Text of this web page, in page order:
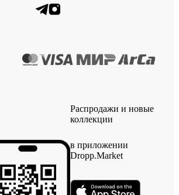
Распродажи и новые
коллекции
в приложении
Dropp.Market